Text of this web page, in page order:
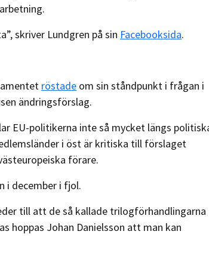
skriver Lundgren på sin Facebooksida.
röstade om sin ståndpunkt i frågan i
ändringsförslag.
EU-politikerna inte så mycket längs
i öst är kritiska till förslaget
förare.
i december i fjol.
till att de så kallade trilogförhandlingarna
hoppas Johan Danielsson att man kan